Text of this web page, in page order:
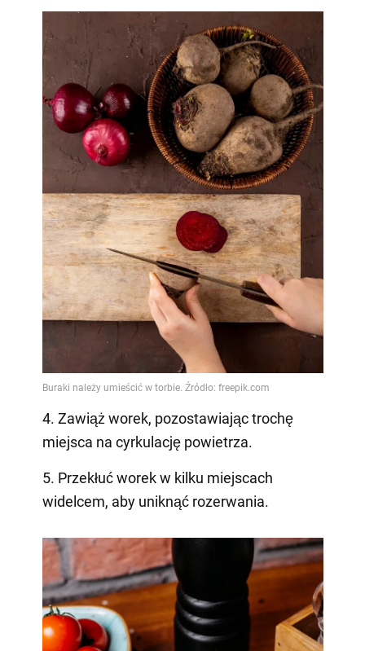
4. Zawiąż worek, pozostawiając trochę
miejsca na cyrkulację powietrza.
5. Przekłuć worek w kilku miejscach
widelcem, aby uniknąć rozerwania.